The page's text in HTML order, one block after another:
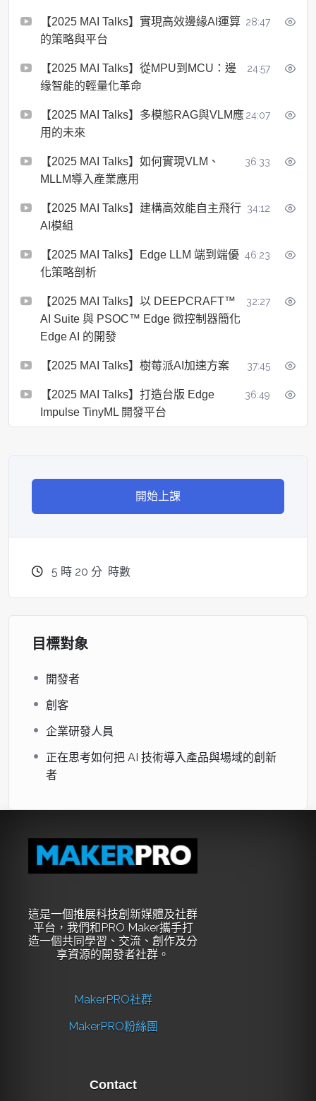
【2025 MAI Talks】實現高效邊緣AI運算
的策略與平台
28:47
【2025 MAI Talks】從MPU到MCU：邊
缘智能的輕量化革命
24:57
【2025 MAI Talks】多模態RAG與VLM應
用的未來
24:07
【2025 MAI Talks】如何實現VLM、
MLLM導入產業應用
36:33
【2025 MAI Talks】建構高效能自主飛行
AI模組
34:12
【2025 MAI Talks】Edge LLM 端到端優
化策略剖析
46:23
【2025 MAI Talks】以 DEEPCRAFT™
AI Suite 與 PSOC™ Edge 微控制器簡化
Edge AI 的開發
32:27
【2025 MAI Talks】樹莓派AI加速方案 37:45
【2025 MAI Talks】打造台版 Edge
Impulse TinyML 開發平台
36:49
開始上課
5 時 20 分 時數
目標對象
開發者
創客
企業研發人員
正在思考如何把 AI 技術導入產品與場域的創新
者
這是一個推展科技創新媒體及社群
平台，我們和PRO Maker攜手打
造一個共同學習、交流、創作及分
享資源的開發者社群。
MakerPRO社群
MakerPRO粉絲團
Contact